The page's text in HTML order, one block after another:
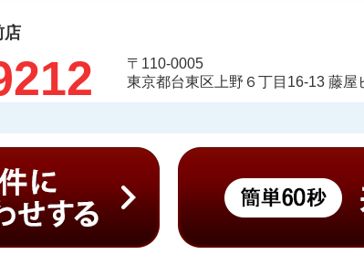
店
〒110-0005
東京都台東区上野６丁目16-13 藤屋